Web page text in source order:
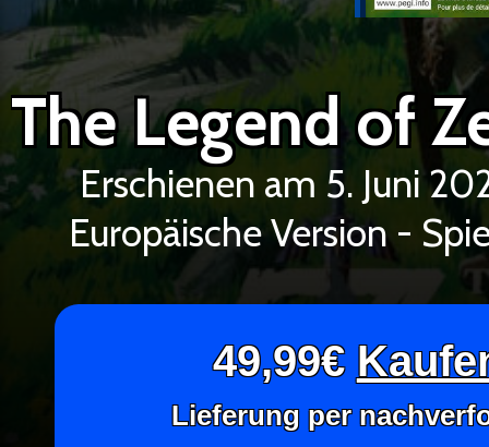
Erschienen am 5. Juni
Europäische Version -
49,99€
Lieferung per